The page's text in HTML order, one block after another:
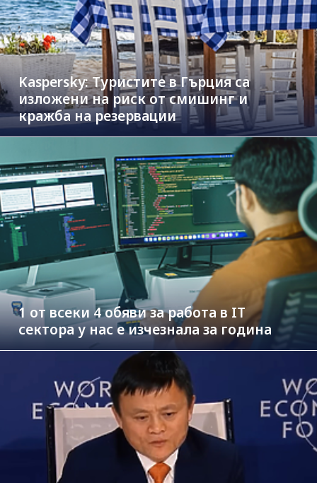
Kaspersky: Туристите в Гърция са
изложени на риск от смишинг и
кражба на резервации
1 от всеки 4 обяви за работа в IT
сектора у нас е изчезнала за година